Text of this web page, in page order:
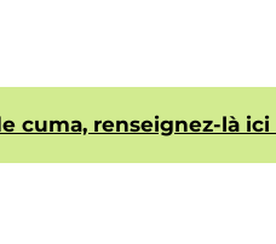
cuma, renseignez-là